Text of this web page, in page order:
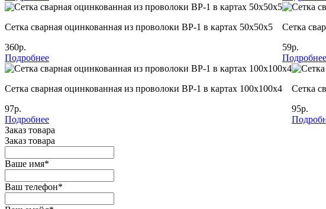
Сетка сварная оцинкованная из проволоки ВР-1 в картах 50х50х5
360р.
Подробнее
Сетка
59р.
Подробнее
Сетка сварная оцинкованная из проволоки ВР-1 в картах 100х100х4
97р.
Подробнее
Сетка
95р.
Заказ товара
Заказ товара
Ваше имя*
Ваш телефон*